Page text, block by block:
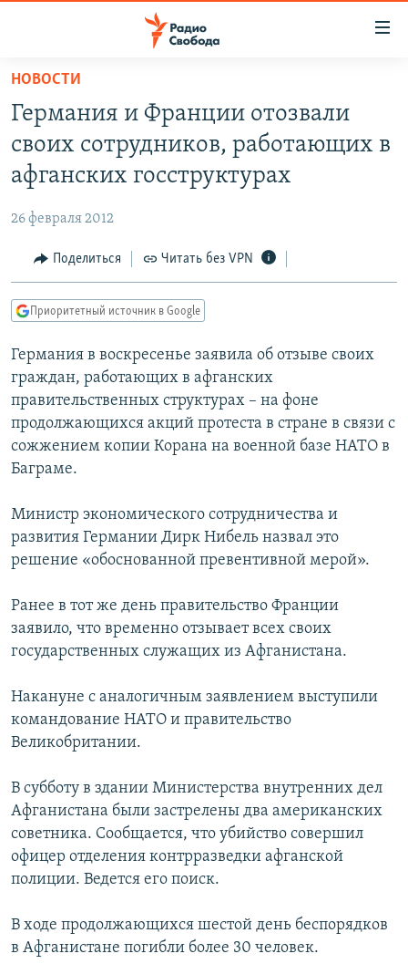
упрощенного
доступа
основному
Вернутся
Вернутся
поиску
ПОДКАСТЫ
АВТОРСКИЕ ПРОЕКТЫ
МНЕНИЯ
КУЛЬТУРА
КАВКАЗ.РЕАЛИИ
СЕВЕР.РЕАЛИИ
СИБИРЬ.РЕАЛИИ
РАСПИСАНИЕ ВЕЩАНИЯ
ПОДПИШИТЕСЬ НА РАССЫЛКУ
СОЦИАЛЬНЫЕ СЕТИ
Все сайты РСЕ/РС
НОВОСТИ
Германия и Франции отозвали
своих сотрудников, работающих в
афганских госструктурах
26 февраля 2012
Поделиться Читать без VPN
Приоритетный источник в Google
Германия в воскресенье заявила об отзыве своих
граждан, работающих в афганских
правительственных структурах – на фоне
продолжающихся акций протеста в стране в связи с
сожжением копии Корана на военной базе НАТО в
Баграме.
Министр экономического сотрудничества и
развития Германии Дирк Нибель назвал это
решение «обоснованной превентивной мерой».
Ранее в тот же день правительство Франции
заявило, что временно отзывает всех своих
государственных служащих из Афганистана.
Накануне с аналогичным заявлением выступили
командование НАТО и правительство
Великобритании.
В субботу в здании Министерства внутренних дел
Афганистана были застрелены два американских
советника. Сообщается, что убийство совершил
офицер отделения контрразведки афганской
полиции. Ведется его поиск.
В ходе продолжающихся шестой день беспорядков
в Афганистане погибли более 30 человек.